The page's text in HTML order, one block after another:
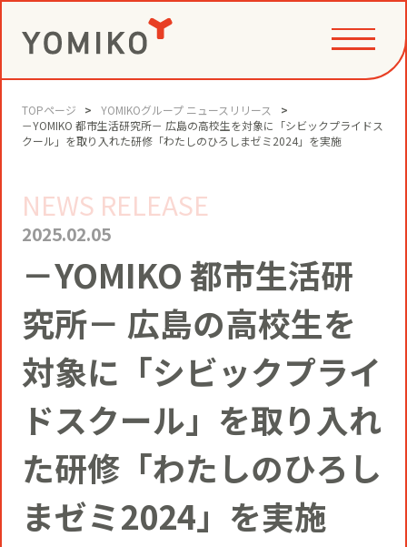
PHILOSOPHY
GAME CHANGE PARTNER
VI
YOMIKOグループ ビジョン・パーパ
VALUE CREATION
コミュニティクリエイション®
事例
コミュニティクリエイションの仕掛け
人
NEWS
ニュースリリース
お知らせ
博報堂ＤＹグループトピックス
SERVICE
CIVIC PRIDE®コンサルティング
インストアコンサルティング
SUSTAINABILITY
トップメッセージ
COMPANY
TOPページ
YOMIKOグループ ニュースリリース
－YOMIKO 都市生活研究所－ 広島の高校生を対象に「シビックプライドス
クール」を取り入れた研修「わたしのひろしまゼミ2024」を実施
NEWS RELEASE
2025.02.05
－YOMIKO 都市生活研
究所－ 広島の高校生を
対象に「シビックプライ
ドスクール」を取り入れ
た研修「わたしのひろし
まゼミ2024」を実施